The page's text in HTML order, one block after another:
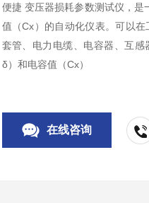
便捷 变压器损耗参数测试仪，
值（Cx）的自动化仪表。可以
套管、电力电缆、电容器、互
δ）和电容值（Cx）
在线咨询